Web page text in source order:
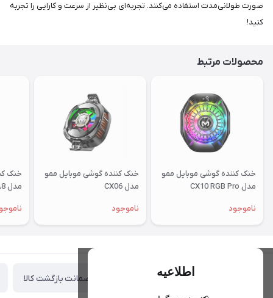
صورت طولانی‌مدت استفاده می‌کنند. تجربه‌ای بی‌نظیر از سرعت و کارایی را تجربه
کنید!
محصولات مرتبط
خنک کننده گوشی موبایل ممو
مدل CX10 RGB Pro
ناموجود
خنک کننده گوشی موبایل ممو
مدل CX06
ناموجود
خنک
مدل DLA8
اطلاعیه
تحویل اکسپرس(با هماهنگی) ضمانت بازگشت کالا